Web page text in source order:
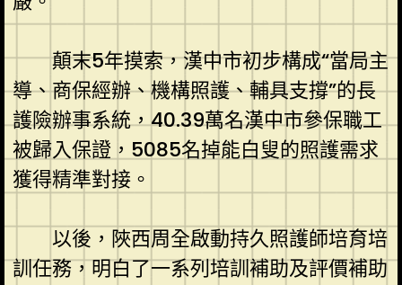
顛末5年摸索，漢中市初步構成“當局主
導、商保經辦、機構照護、輔具支撐”的長
護險辦事系統，40.39萬名漢中市參保職工
被歸入保證，5085名掉能白叟的照護需求
獲得精準對接。
以後，陜西周全啟動持久照護師培育培
訓任務，明白了一系列培訓補助及評價補助